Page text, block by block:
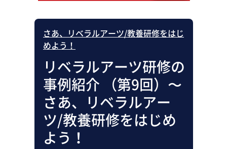
さあ、リベラルアーツ/教養研修をはじ
めよう！
リベラルアーツ研修の
事例紹介 （第9回）〜
さあ、リベラルアー
ツ/教養研修をはじめ
よう！